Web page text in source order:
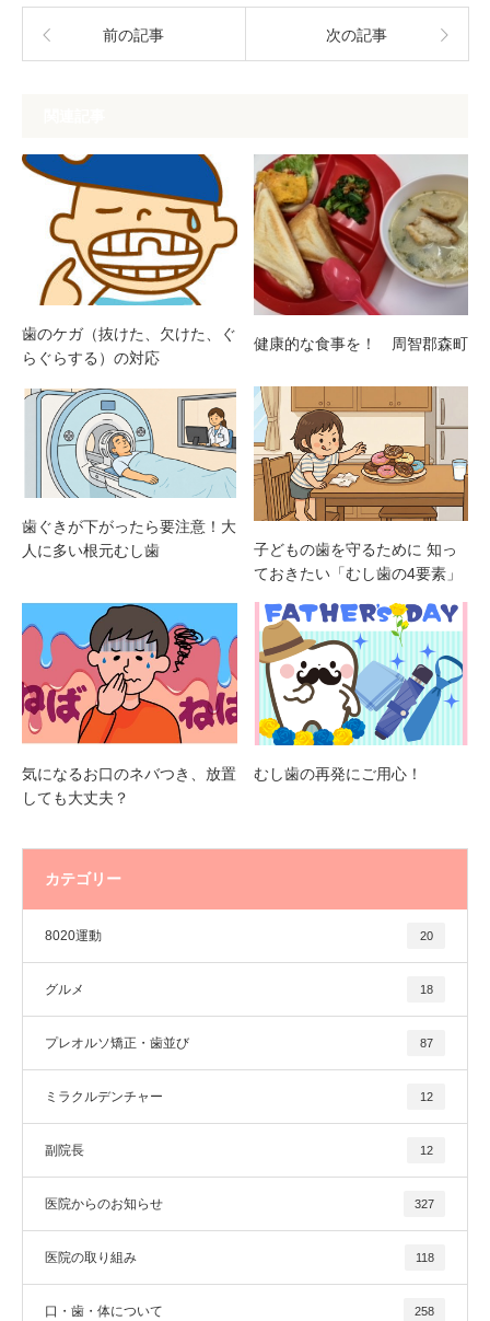
前の記事 次の記事
歯のケガ（抜けた、欠けた、ぐ
らぐらする）の対応
健康的な食事を！ 周智郡森町
歯ぐきが下がったら要注意！大
人に多い根元むし歯
子どもの歯を守るために 知っ
ておきたい「むし歯の4要素」
気になるお口のネバつき、放置
しても大丈夫？
むし歯の再発にご用心！
カテゴリー
8020運動 20
グルメ 18
プレオルソ矯正・歯並び 87
ミラクルデンチャー 12
副院長 12
医院からのお知らせ 327
医院の取り組み 118
口・歯・体について 258